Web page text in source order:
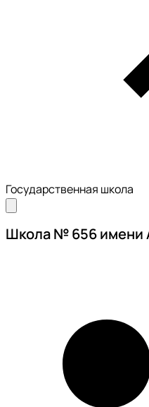
Государственная школа
Школа № 656 имени